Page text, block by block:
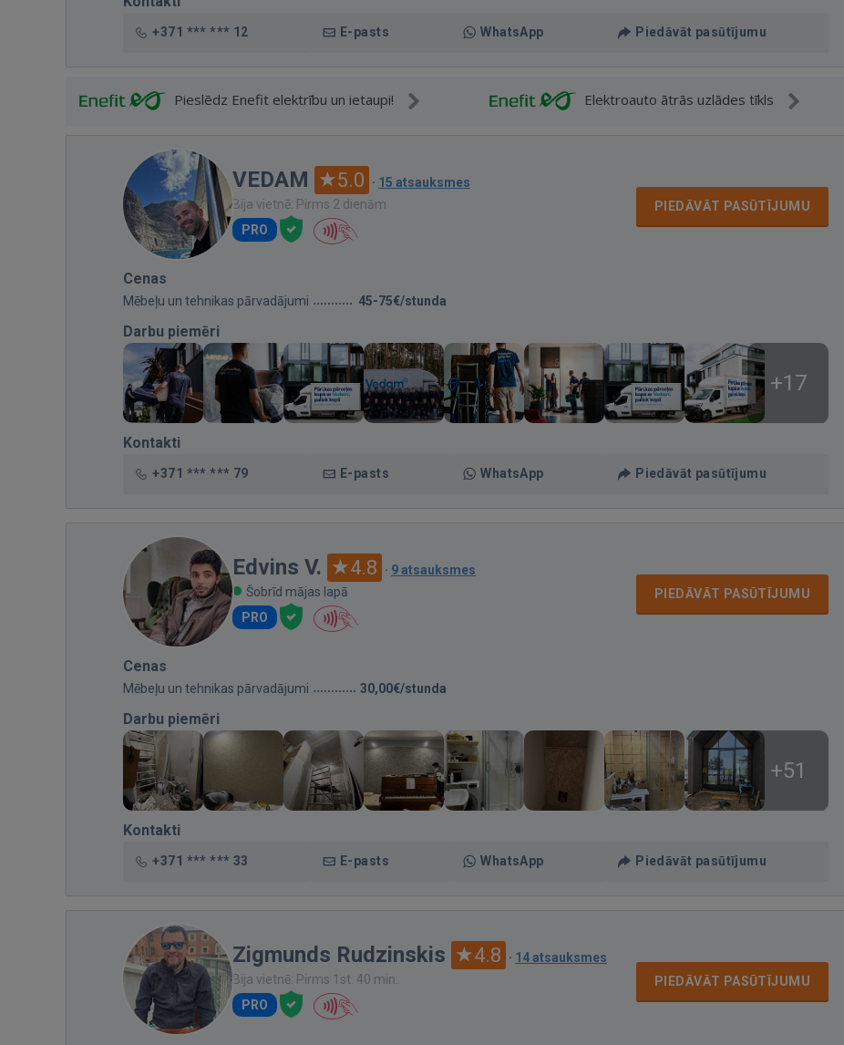
+371 *** *** 12 E-pasts WhatsApp Piedāvāt pasūtījumu
Pieslēdz Enefit elektrību un ietaupi! Elektroauto ātrās uzlādes tīkls
VEDAM 5.0 · 15 atsauksmes
Bija vietnē: Pirms 2 dienām
PRO
PIEDĀVĀT PASŪTĪJUMU
Cenas
Mēbeļu un tehnikas pārvadājumi 45-75€/stunda
Darbu piemēri
+17
Kontakti
+371 *** *** 79 E-pasts WhatsApp Piedāvāt pasūtījumu
Edvins V. 4.8 · 9 atsauksmes
Šobrīd mājas lapā
PRO
PIEDĀVĀT PASŪTĪJUMU
Cenas
Mēbeļu un tehnikas pārvadājumi 30,00€/stunda
Darbu piemēri
+51
Kontakti
+371 *** *** 33 E-pasts WhatsApp Piedāvāt pasūtījumu
Zigmunds Rudzinskis 4.8 · 14 atsauksmes
Bija vietnē: Pirms 1st. 40 min.
PRO
PIEDĀVĀT PASŪTĪJUMU